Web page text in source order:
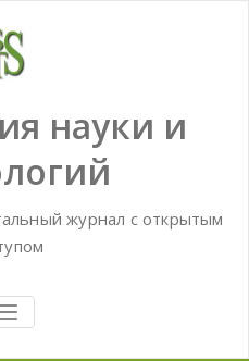
науки и
журнал с открытым
TOGGLE
NAVIGATION